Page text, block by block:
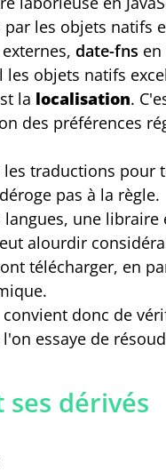
les objets natifs
date-fns en
objets natifs
la localisation.
des préférences
traductions pour
pas à la règle.
une libraire
alourdir
télécharger, en
donc de
essaye de
ses dérivés